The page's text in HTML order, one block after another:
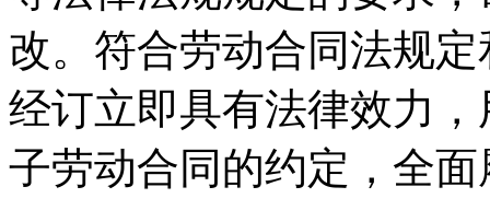
改。符合劳动合同法规
经订立即具有法律效力
子劳动合同的约定，全